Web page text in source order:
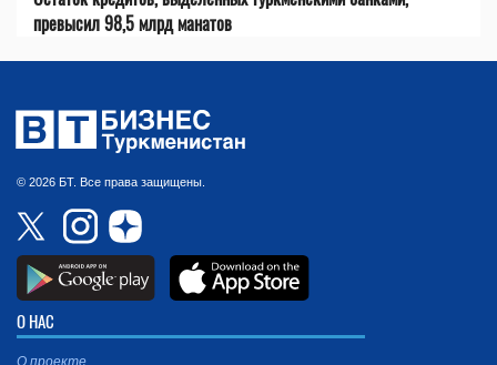
превысил 98,5 млрд манатов
© 2026 БТ. Все права защищены.
О НАС
О проекте